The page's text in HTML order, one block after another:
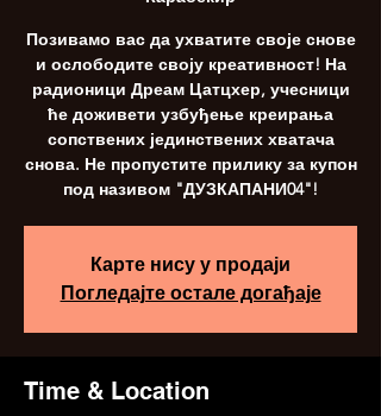
Позивамо вас да ухватите своје снове
и ослободите своју креативност! На
радионици Дреам Цатцхер, учесници
ће доживети узбуђење креирања
сопствених јединствених хватача
снова. Не пропустите прилику за купон
под називом "ДУЗКАПАНИ04"!
Карте нису у продаји
Погледајте остале догађаје
Time & Location